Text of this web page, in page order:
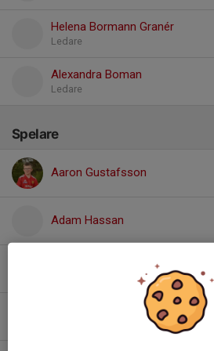
Helena Bormann Granér
Ledare
Alexandra Boman
Ledare
Spelare
Aaron Gustafsson
Adam Hassan